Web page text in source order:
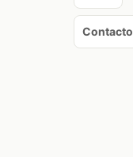
Contacto